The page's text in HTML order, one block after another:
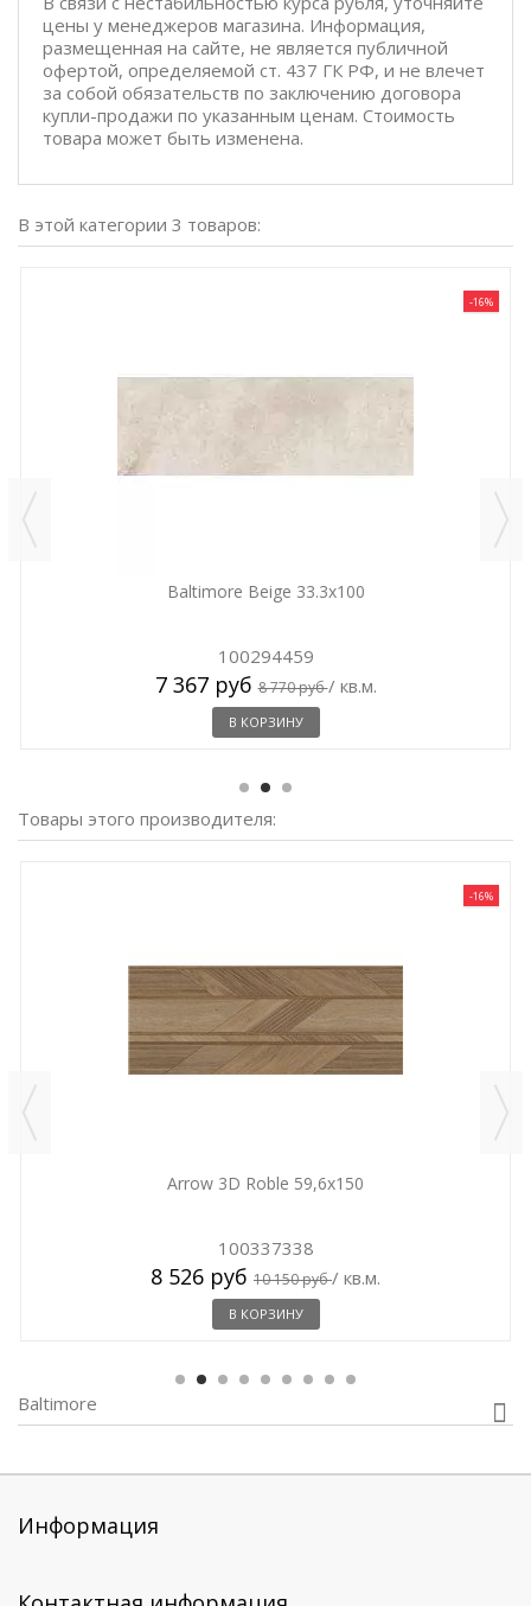
цены у менеджеров магазина. Информация,
размещенная на сайте, не является публичной
офертой, определяемой ст. 437 ГК РФ, и не влечет
за собой обязательств по заключению договора
купли-продажи по указанным ценам. Стоимость
товара может быть изменена.
В этой категории 3 товаров:
-16%
Baltimore Beige 33.3x100
100294459
7 367 руб8 770 руб/ кв.м.
В КОРЗИНУ
Товары этого производителя:
-16%
Arrow 3D Roble 59,6x150
100337338
8 526 руб 10 150 руб/ кв.м.
В КОРЗИНУ
Baltimore
Информация